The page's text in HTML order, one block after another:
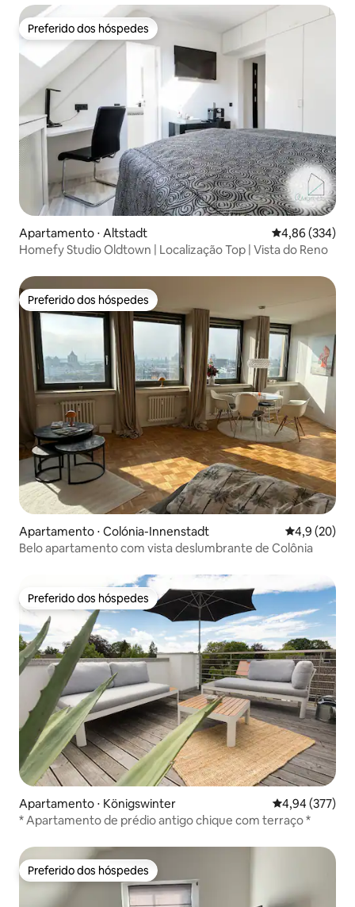
Preferido dos hóspedes
Preferido dos hóspedes
Apartamento ⋅ Altstadt 4,86 de uma
4,86 (334)
Homefy Studio Oldtown | Localização Top | Vista do Reno
Preferido dos hóspedes
Preferido dos hóspedes
Apartamento ⋅ Colónia-Innenstadt 4,9 de uma
4,9 (20)
Belo apartamento com vista deslumbrante de Colônia
Preferido dos hóspedes
Preferido dos hóspedes
Apartamento ⋅ Königswinter 4,94 de uma
4,94 (377)
* Apartamento de prédio antigo chique com terraço *
Preferido dos hóspedes
Preferido dos hóspedes